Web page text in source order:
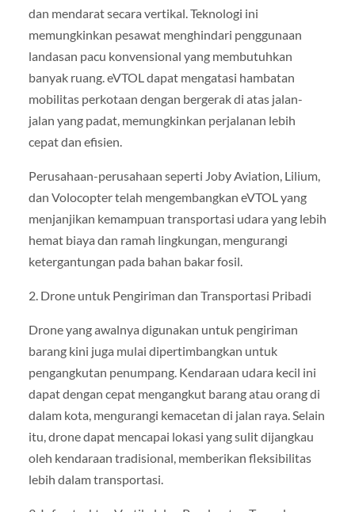
dan mendarat secara vertikal. Teknologi ini
memungkinkan pesawat menghindari penggunaan
landasan pacu konvensional yang membutuhkan
banyak ruang. eVTOL dapat mengatasi hambatan
mobilitas perkotaan dengan bergerak di atas jalan-
jalan yang padat, memungkinkan perjalanan lebih
cepat dan efisien.
Perusahaan-perusahaan seperti Joby Aviation, Lilium,
dan Volocopter telah mengembangkan eVTOL yang
menjanjikan kemampuan transportasi udara yang lebih
hemat biaya dan ramah lingkungan, mengurangi
ketergantungan pada bahan bakar fosil.
2. Drone untuk Pengiriman dan Transportasi Pribadi
Drone yang awalnya digunakan untuk pengiriman
barang kini juga mulai dipertimbangkan untuk
pengangkutan penumpang. Kendaraan udara kecil ini
dapat dengan cepat mengangkut barang atau orang di
dalam kota, mengurangi kemacetan di jalan raya. Selain
itu, drone dapat mencapai lokasi yang sulit dijangkau
oleh kendaraan tradisional, memberikan fleksibilitas
lebih dalam transportasi.